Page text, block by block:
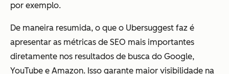
por exemplo.
De maneira resumida, o que o Ubersuggest faz é
apresentar as métricas de SEO mais importantes
diretamente nos resultados de busca do Google,
YouTube e Amazon. Isso garante maior visibilidade na